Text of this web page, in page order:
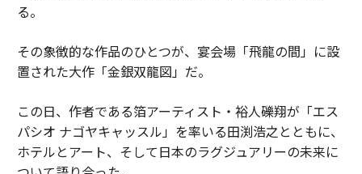
る。
その象徴的な作品のひとつが、宴会場「飛龍の間」に設
置された大作「金銀双龍図」だ。
この日、作者である箔アーティスト・裕人礫翔が「エス
パシオ ナゴヤキャッスル」を率いる田渕浩之とともに、
ホテルとアート、そして日本のラグジュアリーの未来に